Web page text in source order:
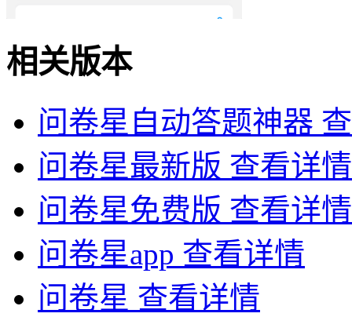
相关版本
问卷星自动答题神器
问卷星最新版 查看详情
问卷星免费版 查看详情
问卷星app 查看详情
问卷星 查看详情